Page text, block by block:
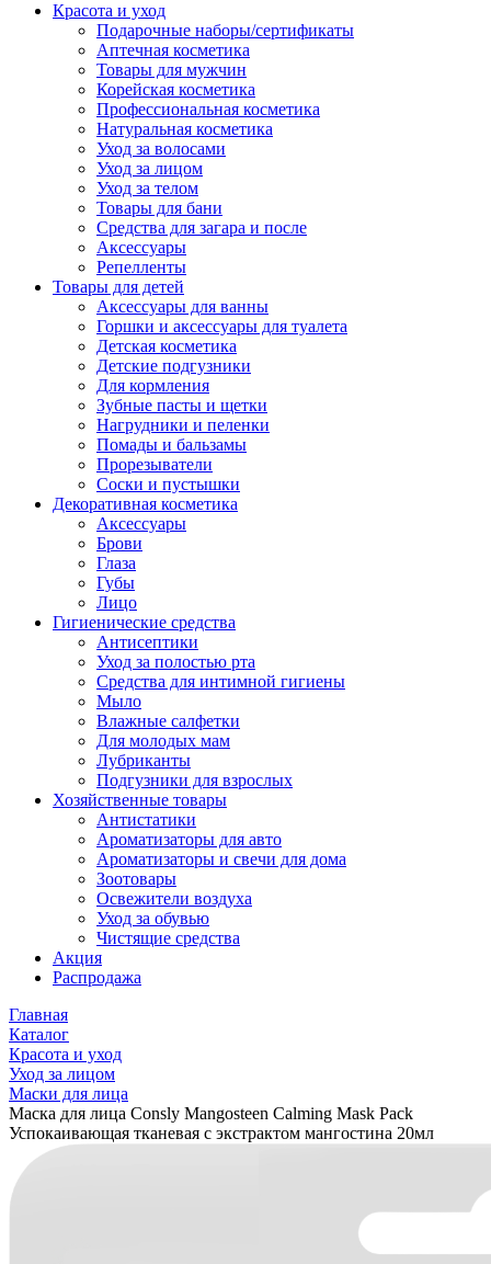
Красота и уход
Подарочные наборы/сертификаты
Аптечная косметика
Товары для мужчин
Корейская косметика
Профессиональная косметика
Натуральная косметика
Уход за волосами
Уход за лицом
Уход за телом
Товары для бани
Средства для загара и после
Аксессуары
Репелленты
Товары для детей
Аксессуары для ванны
Горшки и аксессуары для туалета
Детская косметика
Детские подгузники
Для кормления
Зубные пасты и щетки
Нагрудники и пеленки
Помады и бальзамы
Прорезыватели
Соски и пустышки
Декоративная косметика
Аксессуары
Брови
Глаза
Губы
Лицо
Гигиенические средства
Антисептики
Уход за полостью рта
Средства для интимной гигиены
Мыло
Влажные салфетки
Для молодых мам
Лубриканты
Подгузники для взрослых
Хозяйственные товары
Антистатики
Ароматизаторы для авто
Ароматизаторы и свечи для дома
Зоотовары
Освежители воздуха
Уход за обувью
Чистящие средства
Акция
Распродажа
Главная
Каталог
Красота и уход
Уход за лицом
Маски для лица
Маска для лица Consly Mangosteen Calming Mask Pack
Успокаивающая тканевая с экстрактом мангостина 20мл